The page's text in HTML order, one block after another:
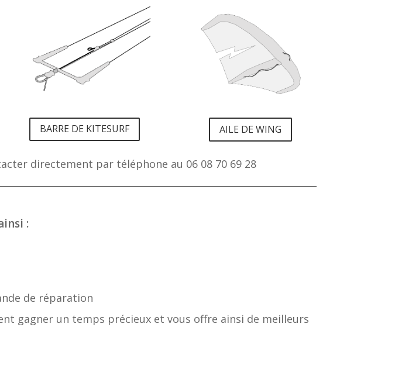
BARRE DE KITESURF AILE DE WING
directement par téléphone au 06 08 70 69 28
:
de réparation
gagner un temps précieux et vous offre ainsi de meilleurs